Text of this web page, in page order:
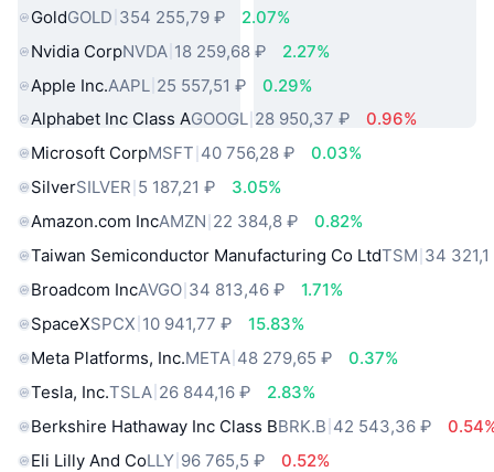
GoldGOLD 354 255,79 ₽
2.07%
Nvidia CorpNVDA 18 259,68 ₽
2.27%
Apple Inc.AAPL 25 557,51 ₽
0.29%
Alphabet Inc Class AGOOGL 28 950,37 ₽
0.96%
Microsoft CorpMSFT 40 756,28 ₽
0.03%
SilverSILVER 5 187,21 ₽
3.05%
Amazon.com IncAMZN 22 384,8 ₽
0.82%
Taiwan Semiconductor Manufacturing Co LtdTSM 34
Broadcom IncAVGO 34 813,46 ₽
1.71%
SpaceXSPCX 10 941,77 ₽
15.83%
Meta Platforms, Inc.META 48 279,65 ₽
0.37%
Tesla, Inc.TSLA 26 844,16 ₽
2.83%
Berkshire Hathaway Inc Class BBRK.B 42 543,36 ₽
Eli Lilly And CoLLY 96 765,5 ₽
0.52%